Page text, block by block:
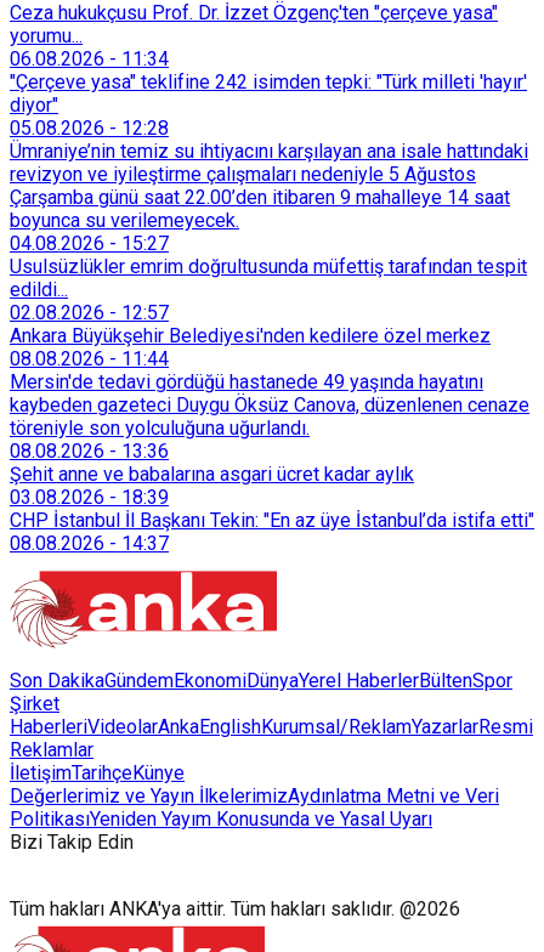
Ceza hukukçusu Prof. Dr. İzzet Özgenç'ten "çerçeve yasa"
yorumu...
06.08.2026 - 11:34
"Çerçeve yasa" teklifine 242 isimden tepki: "Türk milleti 'hayır'
diyor"
05.08.2026 - 12:28
Ümraniye’nin temiz su ihtiyacını karşılayan ana isale hattındaki
revizyon ve iyileştirme çalışmaları nedeniyle 5 Ağustos
Çarşamba günü saat 22.00’den itibaren 9 mahalleye 14 saat
boyunca su verilemeyecek.
04.08.2026 - 15:27
Usulsüzlükler emrim doğrultusunda müfettiş tarafından tespit
edildi...
02.08.2026 - 12:57
Ankara Büyükşehir Belediyesi'nden kedilere özel merkez
08.08.2026 - 11:44
Mersin'de tedavi gördüğü hastanede 49 yaşında hayatını
kaybeden gazeteci Duygu Öksüz Canova, düzenlenen cenaze
töreniyle son yolculuğuna uğurlandı.
08.08.2026 - 13:36
Şehit anne ve babalarına asgari ücret kadar aylık
03.08.2026 - 18:39
CHP İstanbul İl Başkanı Tekin: "En az üye İstanbul’da istifa etti"
08.08.2026 - 14:37
Son DakikaGündemEkonomiDünyaYerel HaberlerBültenSpor
Şirket
HaberleriVideolarAnkaEnglishKurumsal/ReklamYazarlarResmi
Reklamlar
İletişimTarihçeKünye
Değerlerimiz ve Yayın İlkelerimizAydınlatma Metni ve Veri
PolitikasıYeniden Yayım Konusunda ve Yasal Uyarı
Bizi Takip Edin
Tüm hakları ANKA'ya aittir. Tüm hakları saklıdır. @2026